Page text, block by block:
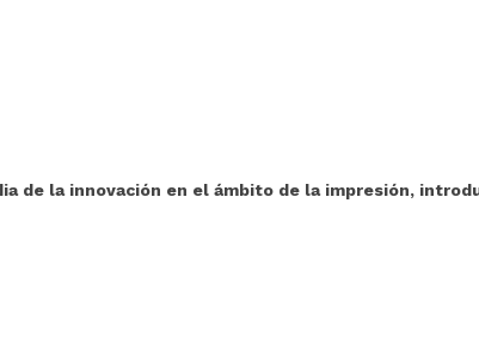
de la innovación en el ámbito de la impresión,